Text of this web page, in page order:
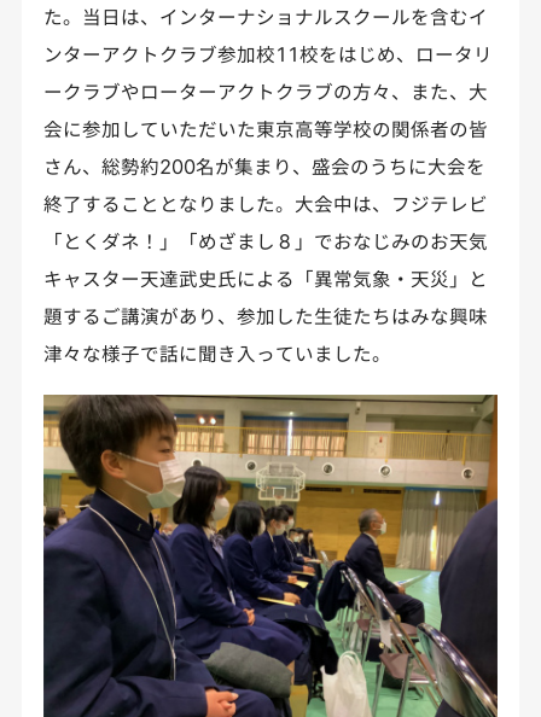
た。当日は、インターナショナルスクールを含むイ
ンターアクトクラブ参加校11校をはじめ、ロータリ
ークラブやローターアクトクラブの方々、また、大
会に参加していただいた東京高等学校の関係者の皆
さん、総勢約200名が集まり、盛会のうちに大会を
終了することとなりました。大会中は、フジテレビ
「とくダネ！」「めざまし８」でおなじみのお天気
キャスター天達武史氏による「異常気象・天災」と
題するご講演があり、参加した生徒たちはみな興味
津々な様子で話に聞き入っていました。